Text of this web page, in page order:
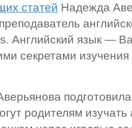
статей Надежда
Английский язык —
секретами
родителям изучать